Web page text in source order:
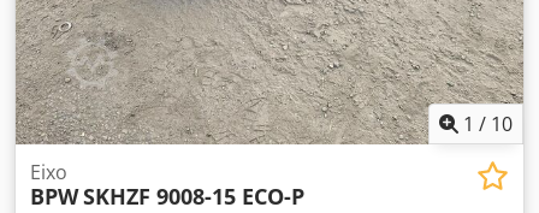
1 / 10
Eixo
BPWSKHZF 9008-15 ECO-P